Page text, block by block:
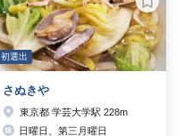
初選出
さぬきや
東京都 学芸大学駅 228m
日曜日、第三月曜日